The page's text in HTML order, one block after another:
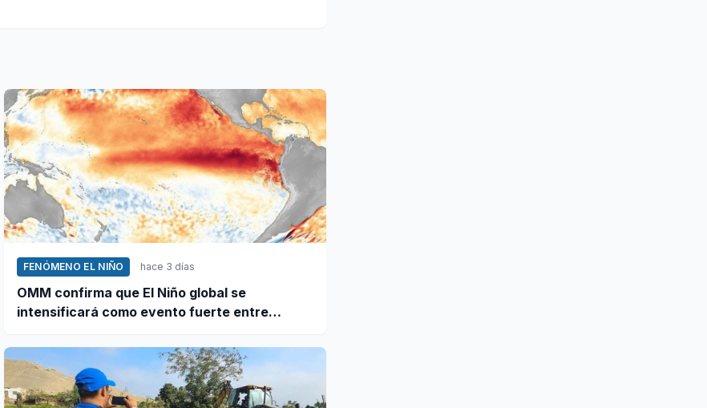
FENÓMENO EL NIÑO hace 3 días
OMM confirma que El Niño global se
intensificará como evento fuerte entre